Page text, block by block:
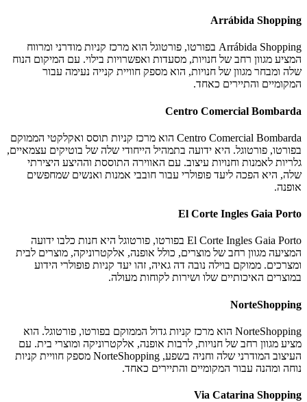
Arrábida Shopping
Arrábida Shopping בפורטו, פורטוגל הוא מרכז קניות מודרני ומרווח
המציע מגוון רחב של חנויות, מסעדות ואפשרויות בילוי. עם המיקום הנוח
שלה ומבחר מגוון של חנויות, הוא מספק חוויית קנייה נעימה עבור
המקומיים והתיירים כאחד.
Centro Comercial Bombarda
Centro Comercial Bombarda הוא מרכז קניות תוסס ואקלקטי הממוקם
בפורטו, פורטוגל. היא ידועה בתמהיל הייחודי שלה של בוטיקים עצמאיים,
גלריות לאמנות וחנויות עיצוב. עם האווירה התוססת וההיצע היצירתי
שלה, היא הפכה ליעד פופולרי עבור חובבי אמנות ואנשים שמחפשים
אופנה.
El Corte Ingles Gaia Porto
El Corte Ingles Gaia Porto בפורטו, פורטוגל היא חנות כלבו ידועה
המציעה מגוון רחב של מוצרים, כולל אופנה, אלקטרוניקה, מוצרים לבית
ומצרכים. ממוקם בוילה נובה דה גאיה, זהו יעד קניות פופולרי הידוע
במוצרים האיכותיים שלו ושירות לקוחות מעולה.
NorteShopping
NorteShopping הוא מרכז קניות גדול הממוקם בפורטו, פורטוגל. הוא
מציע מגוון רחב של חנויות, לרבות אופנה, אלקטרוניקה ומוצרי בית. עם
העיצוב המודרני שלה וחניה בשפע, NorteShopping מספק חוויית קניות
נוחה ומהנה עבור המקומיים והתיירים כאחד.
Via Catarina Shopping